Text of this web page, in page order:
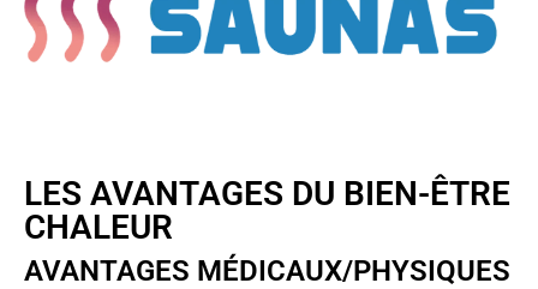
LES AVANTAGES DU BIEN-ÊTRE
CHALEUR
AVANTAGES MÉDICAUX/PHYSIQUES